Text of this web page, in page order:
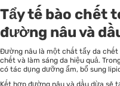
Tẩy tế bào chết
đường nâu và
Đường nâu là một chất tẩy da chết
chết và làm sáng da hiệu quả.
có tác dụng dưỡng ẩm, bổ sung